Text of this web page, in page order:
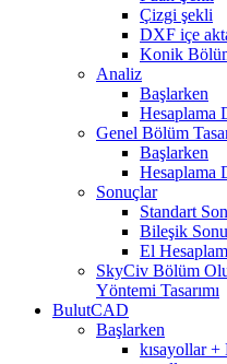
Çizgi şekli
DXF içe
Konik
Analiz
Başlarken
Hesaplama
Genel Bölüm
Başlarken
Hesaplama
Sonuçlar
Standart
Bileşik
El
SkyCiv Bölüm
Yöntemi Tasarımı
BulutCAD
Başlarken
kısayollar